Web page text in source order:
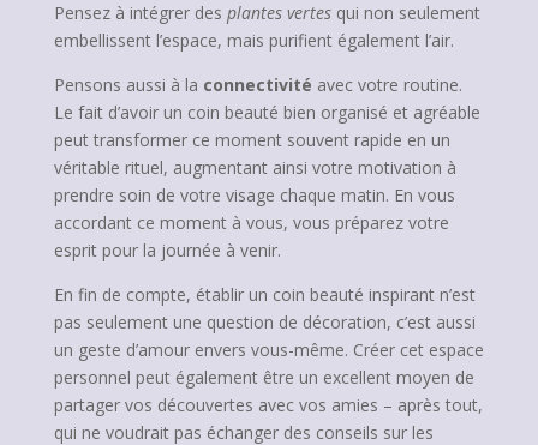
Pensez à intégrer des plantes vertesqui non seulement
embellissent l’espace, mais purifient également l’air.
Pensons aussi à la connectivité avec votre routine.
Le fait d’avoir un coin beauté bien organisé et agréable
peut transformer ce moment souvent rapide en un
véritable rituel, augmentant ainsi votre motivation à
prendre soin de votre visage chaque matin. En vous
accordant ce moment à vous, vous préparez votre
esprit pour la journée à venir.
En fin de compte, établir un coin beauté inspirant n’est
pas seulement une question de décoration, c’est aussi
un geste d’amour envers vous-même. Créer cet espace
personnel peut également être un excellent moyen de
partager vos découvertes avec vos amies – après tout,
qui ne voudrait pas échanger des conseils sur les